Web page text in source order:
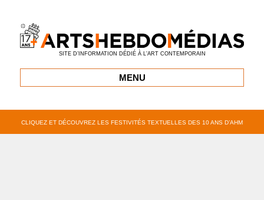
SITE D’INFORMATION DÉDIÉ À L’ART CONTEMPORAIN
MENU
CLIQUEZ ET DÉCOUVREZ LES FESTIVITÉS TEXTUELLES DES 10 ANS D’AHM